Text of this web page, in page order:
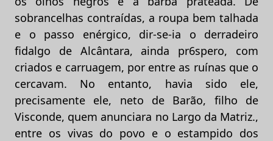
sobrancelhas contraídas, a roupa bem talhada
e o passo enérgico, dir-se-ia o derradeiro
fidalgo de Alcântara, ainda pr6spero, com
criados e carruagem, por entre as ruínas que o
cercavam. No entanto, havia sido ele,
precisamente ele, neto de Barão, filho de
Visconde, quem anunciara no Largo da Matriz.,
entre os vivas do povo e o estampido dos